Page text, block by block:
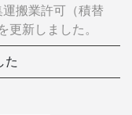
運搬業許可（積替
更新しました。
た